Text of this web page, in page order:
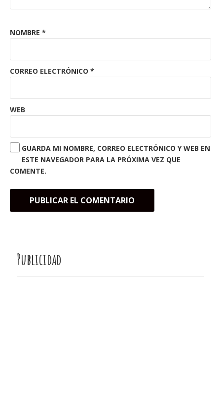
NOMBRE *
CORREO ELECTRÓNICO *
WEB
GUARDA MI NOMBRE, CORREO ELECTRÓNICO Y WEB EN
ESTE NAVEGADOR PARA LA PRÓXIMA VEZ QUE
COMENTE.
Publicidad